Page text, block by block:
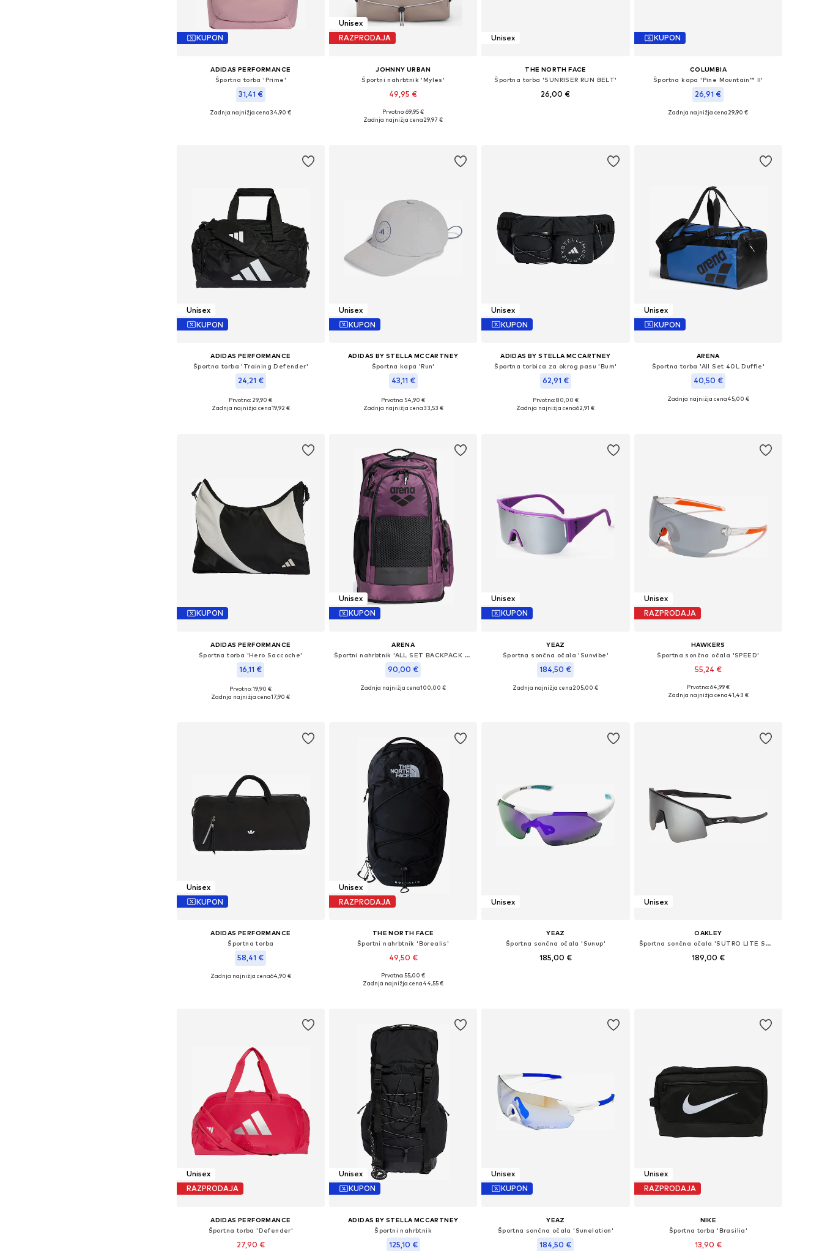
KUPON
ADIDAS PERFORMANCE
Športna torba 'Prime'
31,41 €
Razpoložljive velikosti: NS
Zadnja najnižja cena34,90 €
Unisex
RAZPRODAJA
JOHNNY URBAN
Športni nahrbtnik 'Myles'
49,95 €
Razpoložljive velikosti: One Size
Prvotno: 69,95 €
Zadnja najnižja cena29,97 €
Unisex
THE NORTH FACE
Športna torba 'SUNRISER RUN BELT'
26,00 €
KUPON
COLUMBIA
Športna kapa 'Pine Mountain™ II'
26,91 €
Razpoložljive velikosti: 55-60
Zadnja najnižja cena29,90 €
Unisex
KUPON
ADIDAS PERFORMANCE
Športna torba 'Training Defender'
24,21 €
Razpoložljive velikosti: One Size
Prvotno: 29,90 €
Zadnja najnižja cena19,92 €
Unisex
KUPON
ADIDAS BY STELLA MCCARTNEY
Športna kapa 'Run'
43,11 €
Razpoložljive velikosti: 54-56
Prvotno: 54,90 €
Zadnja najnižja cena33,53 €
Unisex
KUPON
ADIDAS BY STELLA MCCARTNEY
Športna torbica za okrog pasu 'Bum'
62,91 €
Razpoložljive velikosti: One Size
Prvotno: 80,00 €
Zadnja najnižja cena62,91 €
Unisex
KUPON
ARENA
Športna torba 'All Set 40L Duffle'
40,50 €
Razpoložljive velikosti: One Size
Zadnja najnižja cena45,00 €
KUPON
ADIDAS PERFORMANCE
Športna torba 'Hero Saccoche'
16,11 €
Razpoložljive velikosti: One Size
Prvotno: 19,90 €
Zadnja najnižja cena17,90 €
Unisex
KUPON
ARENA
Športni nahrbtnik 'ALL SET BACKPACK 45L'
90,00 €
Razpoložljive velikosti: One Size
Zadnja najnižja cena100,00 €
Unisex
KUPON
YEAZ
Športna sončna očala 'Sunvibe'
184,50 €
Razpoložljive velikosti: One Size
Zadnja najnižja cena205,00 €
Unisex
RAZPRODAJA
HAWKERS
Športna sončna očala 'SPEED'
55,24 €
Razpoložljive velikosti: Onesize
Prvotno: 64,99 €
Zadnja najnižja cena41,43 €
Unisex
KUPON
ADIDAS PERFORMANCE
Športna torba
58,41 €
Razpoložljive velikosti: One Size
Zadnja najnižja cena64,90 €
Unisex
RAZPRODAJA
THE NORTH FACE
Športni nahrbtnik 'Borealis'
49,50 €
Razpoložljive velikosti: One Size
Prvotno: 55,00 €
Zadnja najnižja cena44,55 €
Unisex
YEAZ
Športna sončna očala 'Sunup'
185,00 €
Unisex
OAKLEY
Športna sončna očala 'SUTRO LITE SWEEP'
189,00 €
Unisex
RAZPRODAJA
ADIDAS PERFORMANCE
Športna torba 'Defender'
27,90 €
Unisex
KUPON
ADIDAS BY STELLA MCCARTNEY
Športni nahrbtnik
125,10 €
Unisex
KUPON
YEAZ
Športna sončna očala 'Sunelation'
184,50 €
Unisex
RAZPRODAJA
NIKE
Športna torba 'Brasilia'
13,90 €